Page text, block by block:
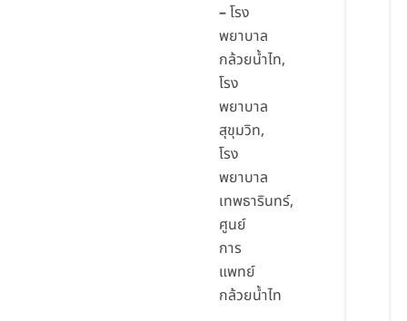
–โรง
พยาบาล
กล้วยน้ำไท,
โรง
พยาบาล
สุขุมวิท,
โรง
พยาบาล
เทพธารินทร์,
ศูนย์
การ
แพทย์
กล้วยน้ำไท